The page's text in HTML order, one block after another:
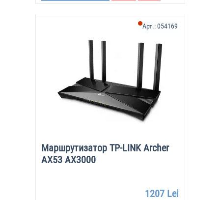
Маршрутизатор TP-LINK Archer
AX53 AX3000
Арт.:054169
1207 Lei